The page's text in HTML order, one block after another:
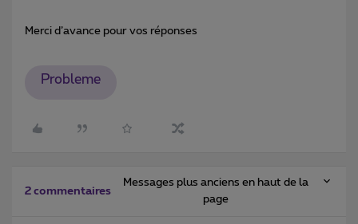
Merci d’avance pour vos réponses
Probleme
2 commentaires
Messages plus anciens en haut de la
page